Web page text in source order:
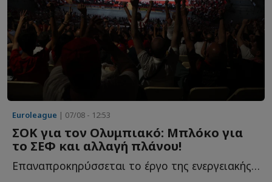
Euroleague | 07/08 - 12:53
ΣΟΚ για τον Ολυμπιακό: Μπλόκο για
το ΣΕΦ και αλλαγή πλάνου!
Επαναπροκηρύσσεται το έργο της ενεργειακής αναβάθμισης τ...